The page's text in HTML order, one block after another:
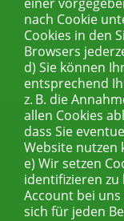
nach Cookie
Cookies in den
Browsers
d) Sie können
entsprechend
z. B. die
allen Cookies
dass Sie
Website nutzen
e) Wir setzen
identifizieren zu
Account bei
sich für jeden